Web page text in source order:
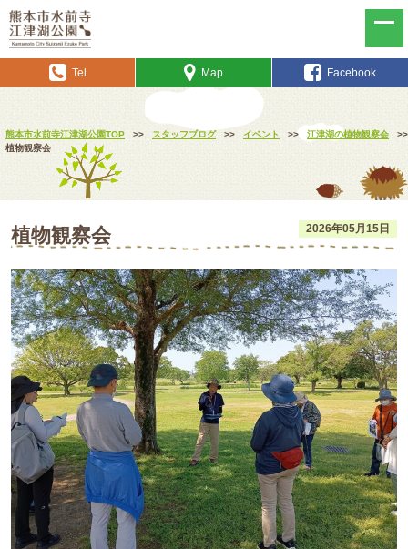
Tel Map Facebook
熊本市水前寺江津湖公園TOP >> スタッフブログ >> イベント >> 江津湖の植物観察会
>>
植物観察会
2026年05月15日
植物観察会